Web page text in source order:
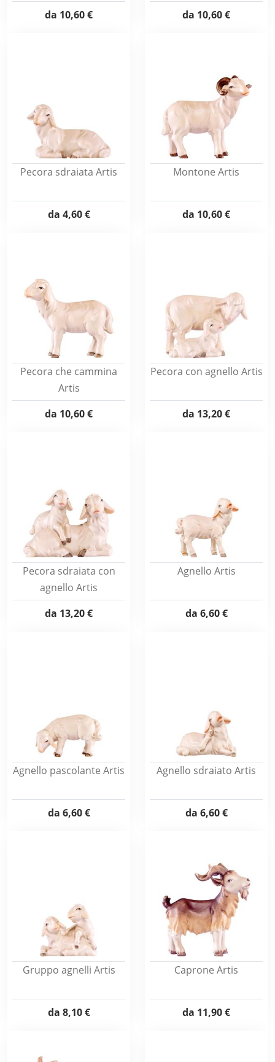
da 10,60 € da 10,60 €
Pecora sdraiata Artis
da 4,60 €
Montone Artis
da 10,60 €
Pecora che cammina
Artis
da 10,60 €
Pecora con agnello Artis
da 13,20 €
Pecora sdraiata con
agnello Artis
da 13,20 €
Agnello Artis
da 6,60 €
Agnello pascolante Artis
da 6,60 €
Agnello sdraiato Artis
da 6,60 €
Gruppo agnelli Artis
da 8,10 €
Caprone Artis
da 11,90 €